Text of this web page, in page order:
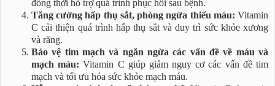
đồng thời hỗ trợ quá trình phục hồi sau bệnh.
Tăng cường hấp thụ sắt, phòng ngừa thiếu máu: Vitamin
C cải thiện quá trình hấp thụ sắt và duy trì sức khỏe xương
và răng.
Bảo vệ tim mạch và ngăn ngừa các vấn đề về máu và
mạch máu: Vitamin C giúp giảm nguy cơ các vấn đề tim
mạch và tối ưu hóa sức khỏe mạch máu.